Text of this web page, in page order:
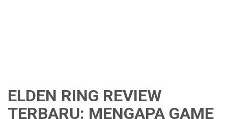
ELDEN RING REVIEW
TERBARU: MENGAPA GAME